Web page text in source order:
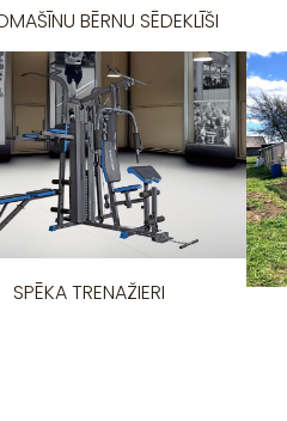
BĒRNU SĒDEKLĪŠI
SPĒKA TRENAŽIERI